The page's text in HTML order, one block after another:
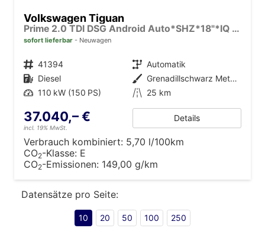
Volkswagen Tiguan
Prime 2.0 TDI DSG Android Auto*SHZ*18"*IQ Drive*360°*ACC*Keyless*LED Plus*Design Paket
sofort lieferbar Neuwagen
Fahrzeugnr. 41394 Getriebe Automatik
Kraftstoff Diesel Außenfarbe
Grenadillschwarz Metallic
Leistung 110 kW (150 PS) Kilometerstand 25 km
37.040,– €
incl. 19% MwSt.
Details
Verbrauch kombiniert: 5,70 l/100km
CO2-Klasse: E
CO2-Emissionen: 149,00 g/km
Datensätze pro Seite:
10 20 50 100 250